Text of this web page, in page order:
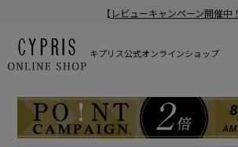
【 レビューキャンペーン開催中！
キプリス公式オンラインショップ